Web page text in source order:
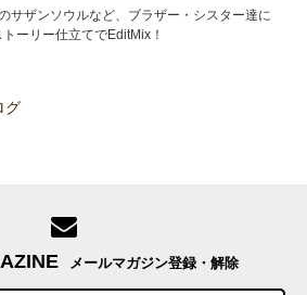
サザンソウルなど、ブラザー・シスター達に
ーリー仕立てでEditMix！
メールマガジン登録・解除